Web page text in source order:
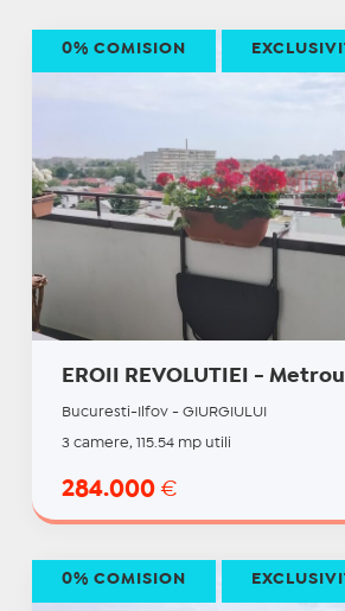
EROII REVOLUTIEI -
Bucuresti-Ilfov - GIURGIULUI
3 camere, 115.54 mp utili
284.000 €
0% COMISION
0% COMISION